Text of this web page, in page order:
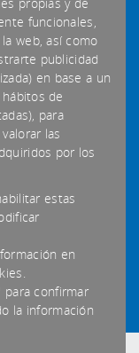
funcionales,
web, así como
publicidad
en base a un
de
para
las
por los
estas
en
para confirmar
la información